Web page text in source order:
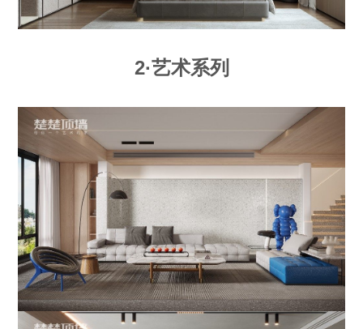
2·艺术系列